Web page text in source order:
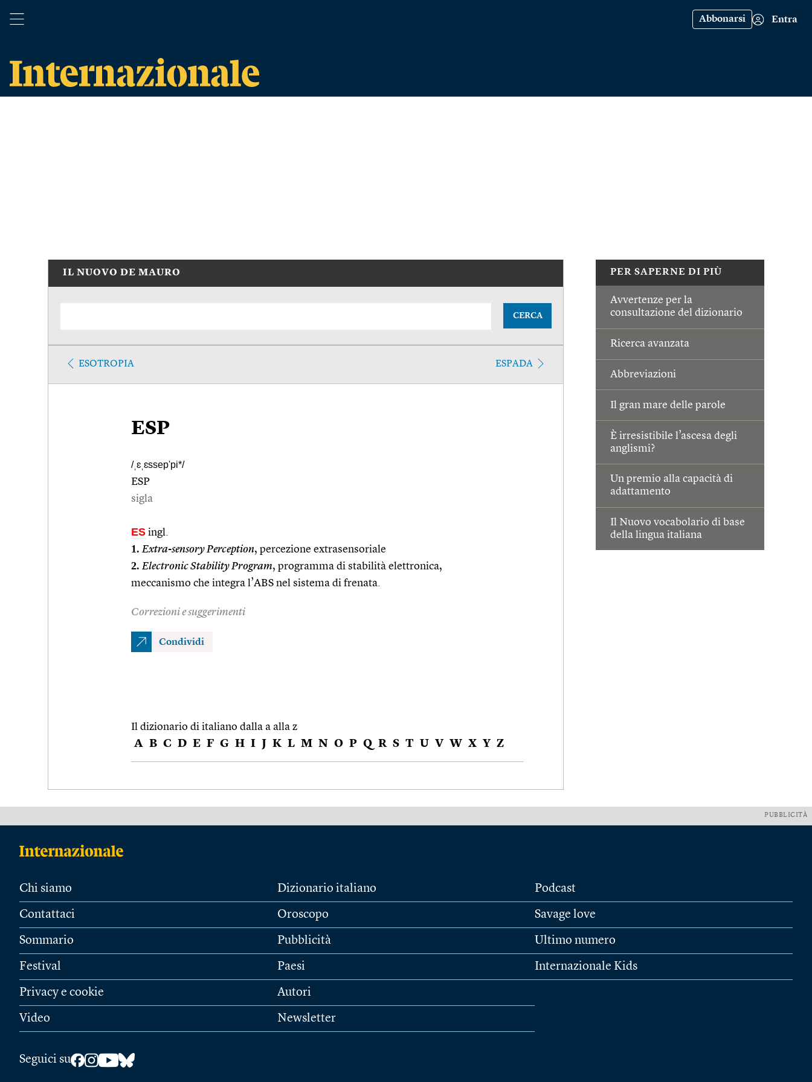
Abbonarsi Entra
PER SAPERNE DI PIÙ
Avvertenze per la
consultazione del dizionario
Ricerca avanzata
Abbreviazioni
Il gran mare delle parole
È irresistibile l’ascesa degli
anglismi?
Un premio alla capacità di
adattamento
Il Nuovo vocabolario di base
della lingua italiana
IL NUOVO DE MAURO
CERCA
ESOTROPIA ESPADA
ESP
/ˌɛˌɛssep'pi*/
ESP
sigla
ES ingl.
1. Extra-sensory Perception, percezione extrasensoriale
2. Electronic Stability Program, programma di stabilità elettronica,
meccanismo che integra l’ABS nel sistema di frenata.
Correzioni e suggerimenti
Condividi
Il dizionario di italiano dalla a alla z
A B C D E F G H I J K L M N O P Q R S T U V W X Y Z
PUBBLICITÀ
Chi siamo
Contattaci
Sommario
Festival
Privacy e cookie
Video
Dizionario italiano
Oroscopo
Pubblicità
Paesi
Autori
Newsletter
Podcast
Savage love
Ultimo numero
Internazionale Kids
Seguici su